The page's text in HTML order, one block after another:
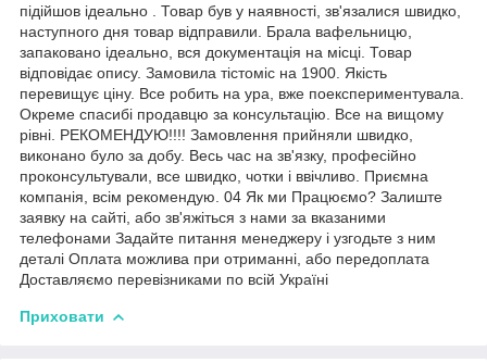
підійшов ідеально . Товар був у наявності, зв'язалися швидко,
наступного дня товар відправили. Брала вафельницю,
запаковано ідеально, вся документація на місці. Товар
відповідає опису. Замовила тістоміс на 1900. Якість
перевищує ціну. Все робить на ура, вже поекспериментувала.
Окреме спасибі продавцю за консультацію. Все на вищому
рівні. РЕКОМЕНДУЮ!!!! Замовлення прийняли швидко,
виконано було за добу. Весь час на зв'язку, професійно
проконсультували, все швидко, чотки і ввічливо. Приємна
компанія, всім рекомендую. 04 Як ми Працюємо? Залиште
заявку на сайті, або зв'яжіться з нами за вказаними
телефонами Задайте питання менеджеру і узгодьте з ним
деталі Оплата можлива при отриманні, або передоплата
Доставляємо перевізниками по всій Україні
Приховати